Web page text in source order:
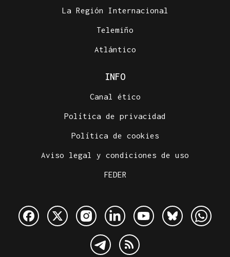
La Región Internacional
Telemiño
Atlántico
INFO
Canal ético
Política de privacidad
Política de cookies
Aviso legal y condiciones de uso
FEDER